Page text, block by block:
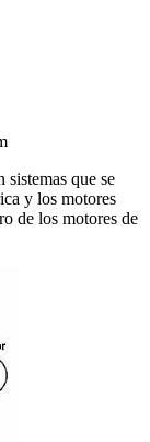
que se
y los motores
de los motores de